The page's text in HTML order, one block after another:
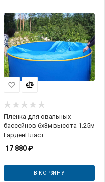
Пленка для овальных
бассейнов 6х3м высота 1.25м
ГарденПласт
17 880₽
В КОРЗИНУ